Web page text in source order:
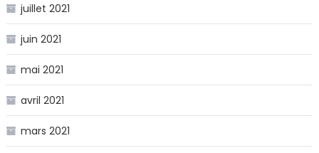
juillet 2021
juin 2021
mai 2021
avril 2021
mars 2021